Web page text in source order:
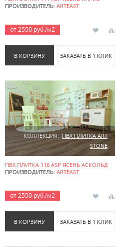
ПРОИЗВОДИТЕЛЬ: ARTEAST
от 2550 руб./м2
В КОРЗИНУ ЗАКАЗАТЬ В 1 КЛИК
КОЛЛЕКЦИЯ: ПВХ ПЛИТКА ART
STONE
ПВХ ПЛИТКА 116 ASP ЯСЕНЬ АСКОЛЬД
ПРОИЗВОДИТЕЛЬ: ARTEAST
от 2550 руб./м2
В КОРЗИНУ ЗАКАЗАТЬ В 1 КЛИК